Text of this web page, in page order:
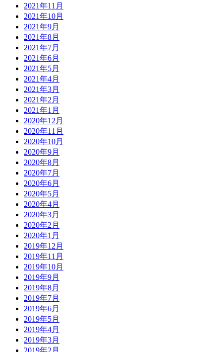
2021年11月
2021年10月
2021年9月
2021年8月
2021年7月
2021年6月
2021年5月
2021年4月
2021年3月
2021年2月
2021年1月
2020年12月
2020年11月
2020年10月
2020年9月
2020年8月
2020年7月
2020年6月
2020年5月
2020年4月
2020年3月
2020年2月
2020年1月
2019年12月
2019年11月
2019年10月
2019年9月
2019年8月
2019年7月
2019年6月
2019年5月
2019年4月
2019年3月
2019年2月